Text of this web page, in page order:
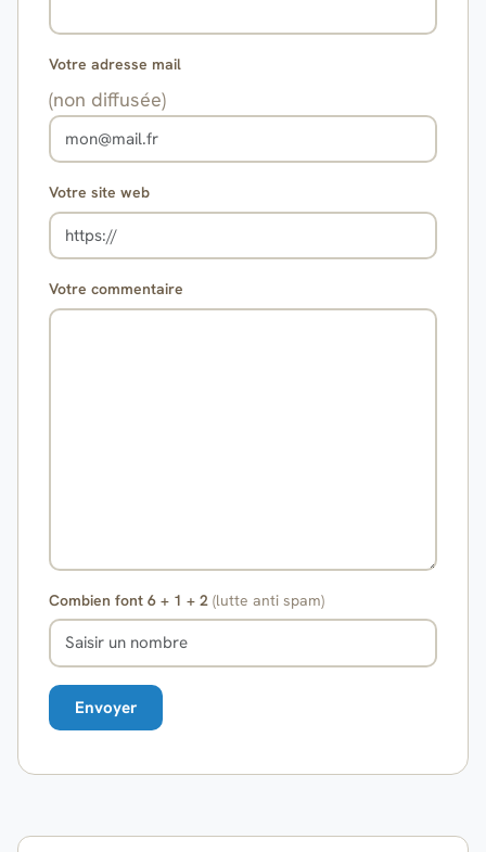
Votre adresse mail
(non diffusée)
Votre site web
Votre commentaire
Combien font 6 + 1 + 2 (lutte anti spam)